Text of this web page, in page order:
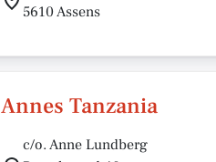
5610 Assens
Annes Tanzania
c/o. Anne Lundberg